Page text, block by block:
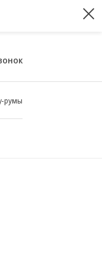
румы